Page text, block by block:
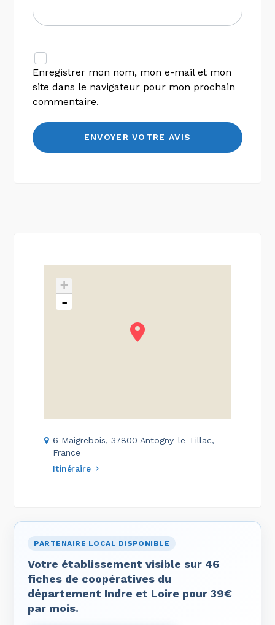
Enregistrer mon nom, mon e-mail et mon
site dans le navigateur pour mon prochain
commentaire.
+
-
6 Maigrebois, 37800 Antogny-le-Tillac,
France
Itinéraire
PARTENAIRE LOCAL DISPONIBLE
Votre établissement visible sur 46
fiches de coopératives du
département Indre et Loire pour 39€
par mois.